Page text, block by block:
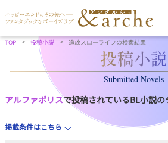
TOP 投稿小説 追放スローライフの検索結果
Submitted Novels
アルファポリスで投稿されているBL小説の
掲載条件はこちら